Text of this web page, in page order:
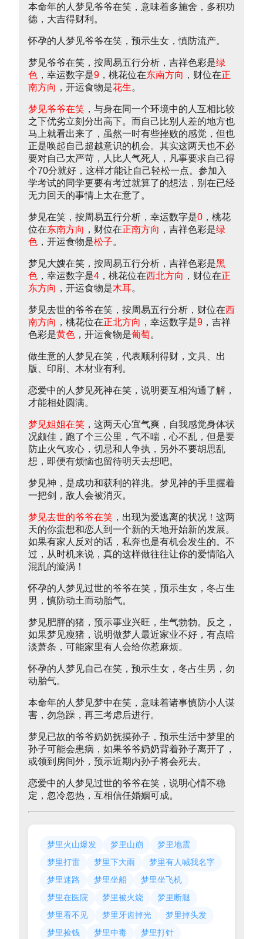
本命年的人梦见爷爷在笑，意味着多施舍，多积功
德，大吉得财利。
怀孕的人梦见爷爷在笑，预示生女，慎防流产。
梦见爷爷在笑，按周易五行分析，吉祥色彩是绿
色 ，幸运数字是9 ，桃花位在东南方向 ，财位在正
南方向 ，开运食物是花生。
梦见爷爷在笑 ，与身在同一个环境中的人互相比较
之下优劣立刻分出高下。而自己比别人差的地方也
马上就看出来了，虽然一时有些挫败的感觉，但也
正是唤起自己超越意识的机会。其实这两天也不必
要对自己太严苛，人比人气死人，凡事要求自己得
个70分就好，这样才能让自己轻松一点。参加入
学考试的同学更要有考过就算了的想法，别在已经
无力回天的事情上太在意了。
梦见在笑，按周易五行分析，幸运数字是0 ，桃花
位在东南方向 ，财位在正南方向 ，吉祥色彩是绿
色 ，开运食物是松子。
梦见大嫂在笑，按周易五行分析，吉祥色彩是黑
色 ，幸运数字是4 ，桃花位在西北方向 ，财位在正
东方向 ，开运食物是木耳。
梦见去世的爷爷在笑，按周易五行分析，财位在西
南方向 ，桃花位在正北方向 ，幸运数字是9 ，吉祥
色彩是黄色 ，开运食物是葡萄。
做生意的人梦见在笑，代表顺利得财，文具、出
版、印刷、木材业有利。
恋爱中的人梦见死神在笑，说明要互相沟通了解，
才能相处圆满。
梦见姐姐在笑 ，这两天心宜气爽，自我感觉身体状
况颇佳，跑了个三公里，气不喘，心不乱，但是要
防止火气攻心，切忌和人争执，另外不要胡思乱
想，即便有烦恼也留待明天去想吧。
梦见神，是成功和获利的祥兆。梦见神的手里握着
一把剑，敌人会被消灭。
梦见去世的爷爷在笑 ，出现为爱逃离的状况！这两
天的你蛮想和恋人到一个新的天地开始新的发展。
如果有家人反对的话，私奔也是有机会发生的。不
过，从时机来说，真的这样做往往让你的爱情陷入
混乱的漩涡！
怀孕的人梦见过世的爷爷在笑，预示生女，冬占生
男，慎防动土而动胎气。
梦见肥胖的猪，预示事业兴旺，生气勃勃。反之，
如果梦见瘦猪，说明做梦人最近家业不好，有点暗
淡萧条，可能家里有人会给你惹麻烦。
怀孕的人梦见自己在笑，预示生女，冬占生男，勿
动胎气。
本命年的人梦见梦中在笑，意味着诸事慎防小人谋
害，勿急躁，再三考虑后进行。
梦见已故的爷爷奶奶抚摸孙子，预示生活中梦里的
孙子可能会患病，如果爷爷奶奶背着孙子离开了，
或领到房间外，预示近期内孙子将会死去。
恋爱中的人梦见过世的爷爷在笑，说明心情不稳
定，忽冷忽热，互相信任婚姻可成。
梦里火山爆发 梦里山崩
梦里地震
梦里打雷
梦里下大雨
梦里有人喊我名字
梦里迷路
梦里坐船
梦里坐飞机
梦里在医院
梦里被火烧
梦里断腿
梦里看不见
梦里牙齿掉光
梦里掉头发
梦里捡钱
梦里中毒 梦里打针